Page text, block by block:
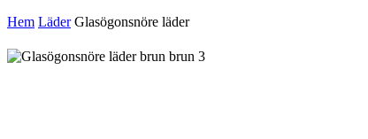
Hem Läder Glasögonsnöre läder